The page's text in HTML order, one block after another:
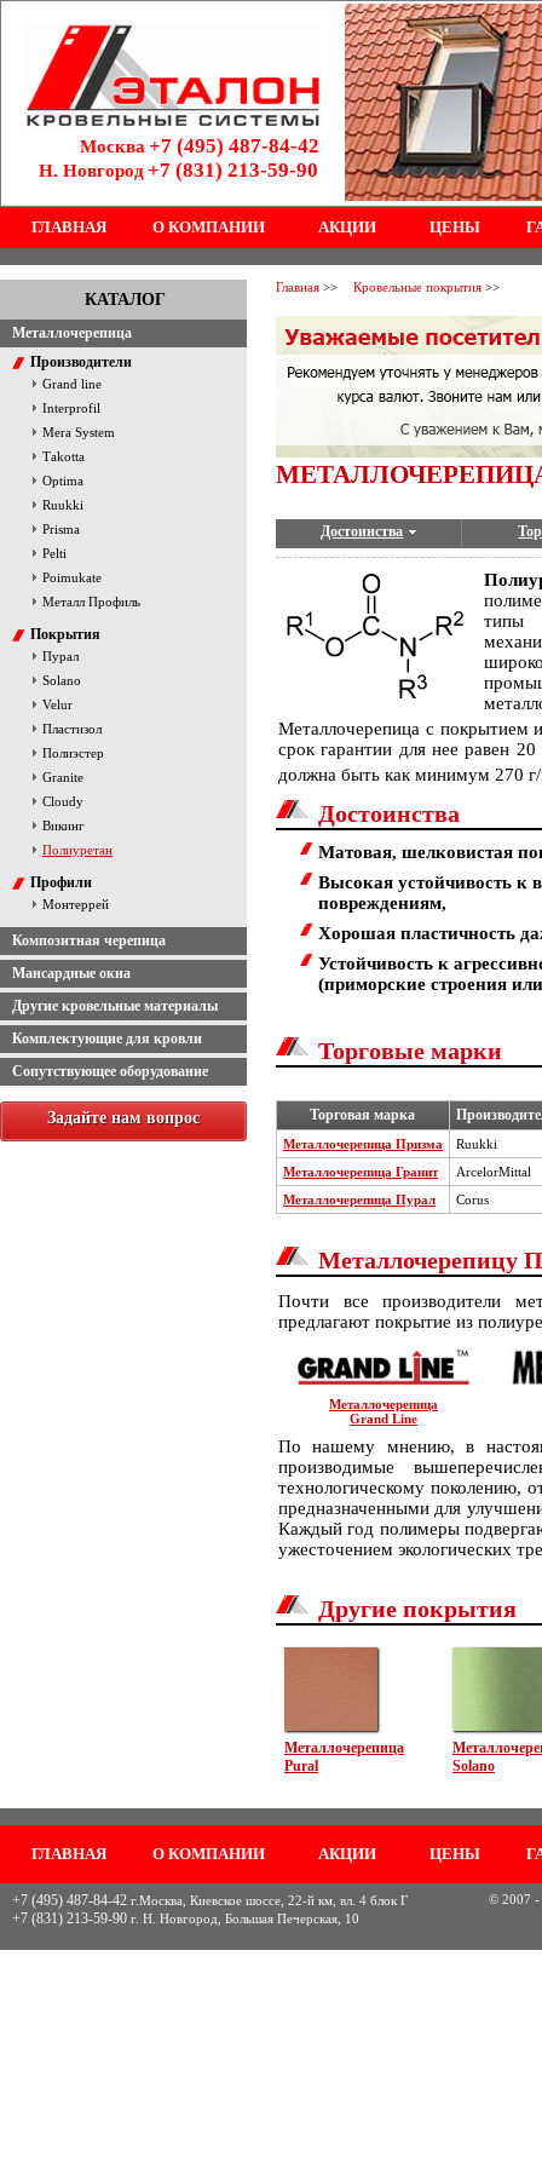
Москва +7 (495) 487-84-42
Н. Новгород+7 (831) 213-59-90
ГЛАВНАЯ О КОМПАНИИ АКЦИИ ЦЕНЫ
КАТАЛОГ
Металлочерепица
Производители
Grand line
Interprofil
Mera System
Тakotta
Optima
Ruukki
Prisma
Pelti
Poimukate
Металл Профиль
Покрытия
Пурал
Solano
Velur
Пластизол
Полиэстер
Granite
Cloudy
Викинг
Полиуретан
Профили
Монтеррей
Композитная черепица
Мансардные окна
Другие кровельные материалы
Комплектующие для кровли
Сопутствующее оборудование
Задайте нам вопрос
Главная >> Кровельные покрытия >>
Достоинства
типы
Металлочерепица с покрытием
срок гарантии для нее равен
должна быть как минимум 270
Достоинства
Матовая, шелковистая
Высокая устойчивость к
повреждениям,
Хорошая пластичность
Устойчивость к
(приморские строения
Торговые марки
Торговая марка
Металлочерепица Призма
Ruukki
Металлочерепица Гранит
ArcelorMittal
Металлочерепица Пурал
Corus
Металлочерепицу
Почти все производители
предлагают покрытие из
Металлочерепица
Grand Line
По нашему мнению, в
производимые
технологическому поколению,
предназначенными для
Каждый год полимеры
ужесточением экологических
Другие покрытия
Металлочерепица
Pural
Solano
ГЛАВНАЯ О КОМПАНИИ АКЦИИ ЦЕНЫ
+7 (495) 487-84-42 г.Москва, Киевское шоссе, 22-й км, вл. 4 блок Г
+7 (831) 213-59-90 г. Н. Новгород, Большая Печерская, 10
© 2007